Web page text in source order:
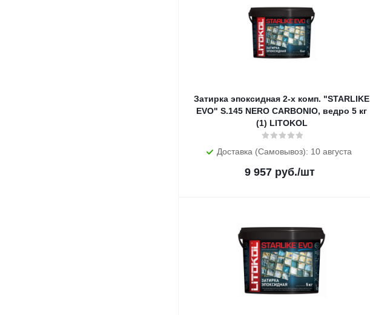
Затирка эпоксидная 2-х комп. "STARLIKE
EVO" S.145 NERO CARBONIO, ведро 5 кг
(1) LITOKOL
Доставка (Самовывоз): 10 августа
9 957руб./шт